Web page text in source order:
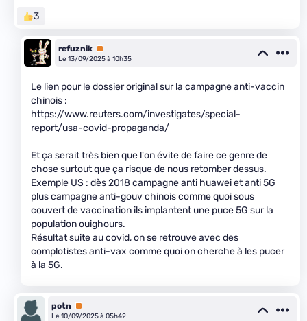
3
refuznik Premium
Le 13/09/2025 à 10h35
Le lien pour le dossier original sur la campagne anti-vaccin
chinois :
https://www.reuters.com/investigates/special-
report/usa-covid-propaganda/
Et ça serait très bien que l'on évite de faire ce genre de
chose surtout que ça risque de nous retomber dessus.
Exemple US : dès 2018 campagne anti huawei et anti 5G
plus campagne anti-gouv chinois comme quoi sous
couvert de vaccination ils implantent une puce 5G sur la
population ouighours.
Résultat suite au covid, on se retrouve avec des
complotistes anti-vax comme quoi on cherche à les pucer
à la 5G.
potn
Premium
Le 10/09/2025 à 05h42